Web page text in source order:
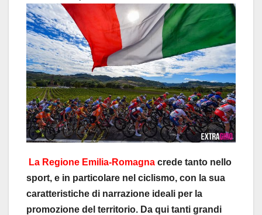
La Regione Emilia-Romagna crede tanto nello
sport, e in particolare nel ciclismo, con la sua
caratteristiche di narrazione ideali per la
promozione del territorio. Da qui tanti grandi